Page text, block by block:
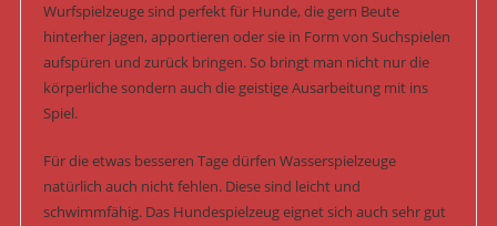
Wurfspielzeuge sind perfekt für Hunde, die gern Beute
hinterher jagen, apportieren oder sie in Form von Suchspielen
aufspüren und zurück bringen. So bringt man nicht nur die
körperliche sondern auch die geistige Ausarbeitung mit ins
Spiel.
Für die etwas besseren Tage dürfen Wasserspielzeuge
natürlich auch nicht fehlen. Diese sind leicht und
schwimmfähig. Das Hundespielzeug eignet sich auch sehr gut